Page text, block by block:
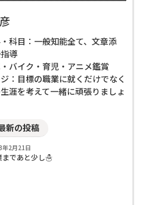
科目：一般知能全て、文章添
導
バイク・育児・アニメ鑑賞
：目標の職業に就くだけでなく
涯を考えて一緒に頑張りましょ
新の投稿
年2月21日
まであと少し☃